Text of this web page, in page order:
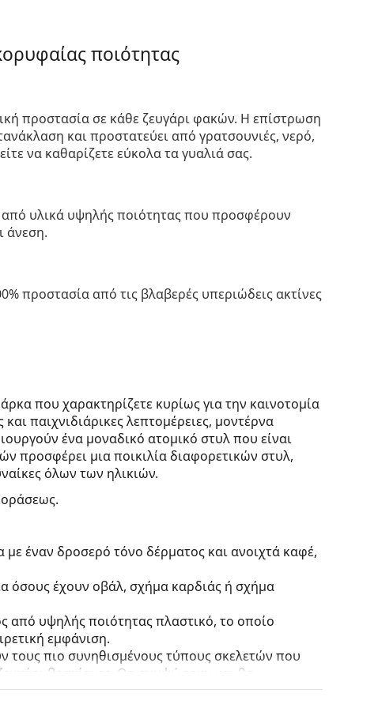
ποιότητας
προστασία σε κάθε ζευγάρι φακών. Η επίστρωση
και προστατεύει από γρατσουνιές, νερό,
να καθαρίζετε εύκολα τα γυαλιά σας.
από υλικά υψηλής ποιότητας που προσφέρουν
άνεση.
προστασία από τις βλαβερές υπεριώδεις ακτίνες
που χαρακτηρίζετε κυρίως για την καινοτομία
παιχνιδιάρικες λεπτομέρειες, μοντέρνα
ένα μοναδικό ατομικό στυλ που είναι
προσφέρει μια ποικιλία διαφορετικών στυλ,
όλων των ηλικιών.
οράσεως.
έναν δροσερό τόνο δέρματος και ανοιχτά καφέ,
όσους έχουν οβάλ, σχήμα καρδιάς ή σχήμα
από υψηλής ποιότητας πλαστικό, το οποίο
εμφάνιση.
τους πιο συνηθισμένους τύπους σκελετών που
βραχίονες. Θα ανυψώσουν και θα
σχεδιασμό τους. Μερικά από τα